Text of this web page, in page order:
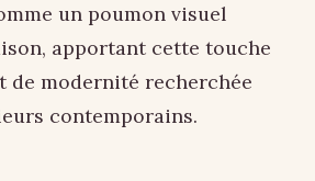
un poumon visuel
apportant cette touche
de modernité recherchée
contemporains.